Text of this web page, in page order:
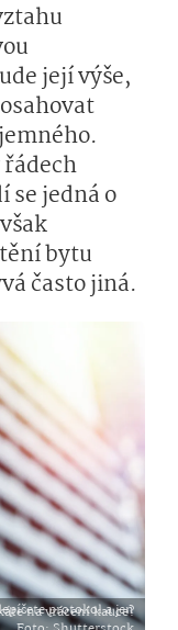
její výše,
řádech
se jedná o
bytu
často jiná.
podepíšete protokol a jen marně čekáte na vrácení kauce?